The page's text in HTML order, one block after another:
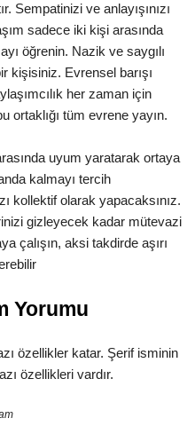
Sempatinizi ve anlayışınızı
sadece iki kişi arasında
öğrenin. Nazik ve saygılı
kişisiniz. Evrensel barışı
her zaman için
ortaklığı tüm evrene yayın.
uyum yaratarak ortaya
kalmayı tercih
kollektif olarak yapacaksınız.
gizleyecek kadar mütevazi
çalışın, aksi takdirde aşırı
Yorumu
özellikler katar. Şerif isminin
özellikleri vardır.